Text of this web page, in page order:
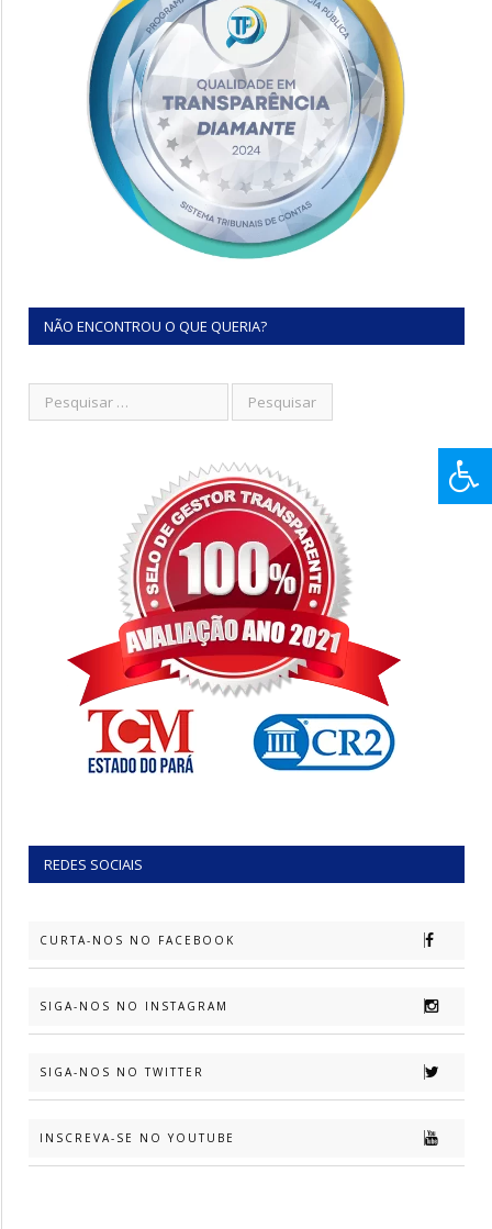
NÃO ENCONTROU O QUE QUERIA?
REDES SOCIAIS
CURTA-NOS NO FACEBOOK
SIGA-NOS NO INSTAGRAM
SIGA-NOS NO TWITTER
INSCREVA-SE NO YOUTUBE